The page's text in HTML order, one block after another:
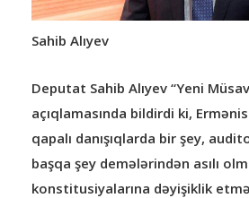
Sahib Alıyev
Deputat Sahib Alıyev “Yeni
açıqlamasında bildirdi ki,
qapalı danışıqlarda bir şey,
başqa şey demələrindən asılı
konstitusiyalarına dəyişiklik